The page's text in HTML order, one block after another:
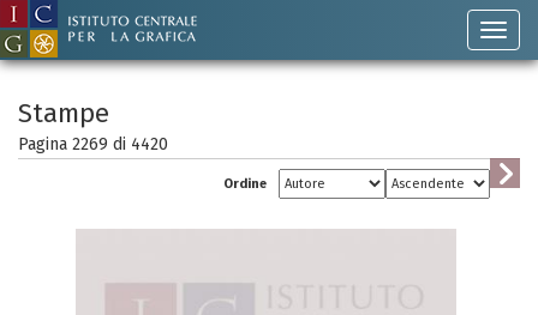
Stampe
Pagina 2269 di 4420
Ordine